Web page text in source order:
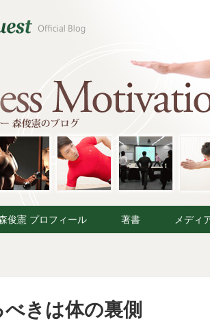
俊憲 プロフィール 著書 メディ
きは体の裏側